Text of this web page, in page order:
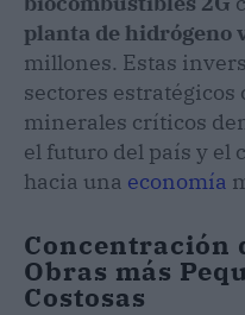
planta de hidrógeno
millones. Estas
sectores estratégicos
minerales críticos
el futuro del país y el
hacia una economía
Concentración
Obras más
Costosas